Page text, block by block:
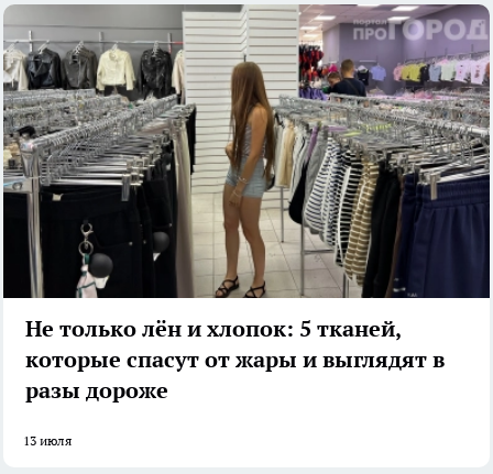
Не только лён и хлопок: 5 тканей,
которые спасут от жары и выглядят в
разы дороже
13 июля